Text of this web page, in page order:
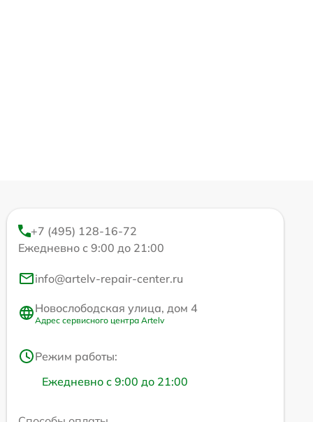
+7 (495) 128-16-72
Ежедневно с 9:00 до 21:00
info@artelv-repair-center.ru
Новослободская улица, дом 4
Адрес сервисного центра Artelv
Режим работы:
Ежедневно с 9:00 до 21:00